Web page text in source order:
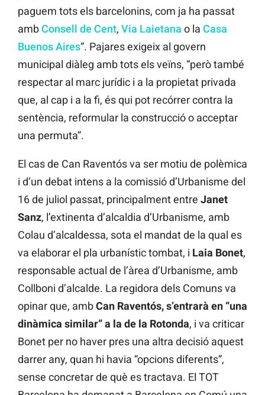
paguem tots els barcelonins, com ja ha passat
ambConsell de Cent, Via Laietana o la Casa
Buenos Aires“. Pajares exigeix al govern
municipal diàleg amb tots els veïns, “però també
respectar al marc jurídic i a la propietat privada
que, al cap i a la fi, és qui pot recórrer contra la
sentència, reformular la construcció o acceptar
una permuta”.
El cas de Can Raventós va ser motiu de polèmica
i d’un debat intens a la comissió d’Urbanisme del
16 de juliol passat, principalment entre Janet
Sanz, l’extinenta d’alcaldia d’Urbanisme, amb
Colau d’alcaldessa, sota el mandat de la qual es
va elaborar el pla urbanístic tombat, i Laia Bonet,
responsable actual de l’àrea d’Urbanisme, amb
Collboni d’alcalde. La regidora dels Comuns va
opinar que, ambCan Raventós, s’entrarà en “una
dinàmica similar” a la de la Rotonda, i va criticar
Bonet per no haver pres una altra decisió aquest
darrer any, quan hi havia “opcions diferents”,
sense concretar de què es tractava. El TOT